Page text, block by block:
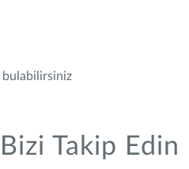
bulabilirsiniz
Bizi Takip Edin